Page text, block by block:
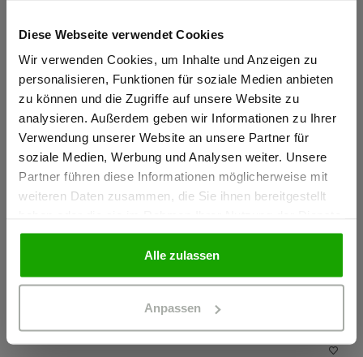
Diese Webseite verwendet Cookies
Wir verwenden Cookies, um Inhalte und Anzeigen zu
personalisieren, Funktionen für soziale Medien anbieten
zu können und die Zugriffe auf unsere Website zu
analysieren. Außerdem geben wir Informationen zu Ihrer
Verwendung unserer Website an unsere Partner für
soziale Medien, Werbung und Analysen weiter. Unsere
Partner führen diese Informationen möglicherweise mit
weiteren Daten zusammen, die Sie ihnen bereitgestellt
gesammelt haben.
Alle zulassen
Anpassen
beidseitig angerauht
Material & Pflege
Passform
Das könnte Ihnen auch gefallen
Sind Sie
Gewerbetreibender?
Ich bestätige, dass ich Gewerbetreibender bin. Alle
Preise werden netto ausgewiesen.